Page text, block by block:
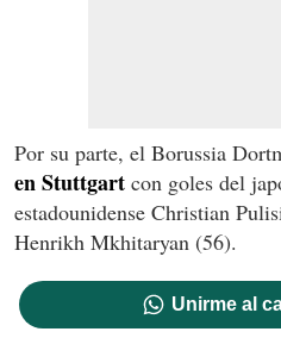
Por su parte, el Borussia
en Stuttgart con goles del
estadounidense Christian
Henrikh Mkhitaryan (56).
Unirme al